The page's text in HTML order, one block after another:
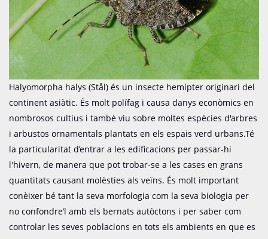
Halyomorpha halys (Stål) és un insecte hemípter originari del
continent asiàtic. És molt polífag i causa danys econòmics en
nombrosos cultius i també viu sobre moltes espècies d'arbres
i arbustos ornamentals plantats en els espais verd urbans.Té
la particularitat d’entrar a les edificacions per passar-hi
l'hivern, de manera que pot trobar-se a les cases en grans
quantitats causant molèsties als veïns. És molt important
conèixer bé tant la seva morfologia com la seva biologia per
no confondre’l amb els bernats autòctons i per saber com
controlar les seves poblacions en tots els ambients en que es